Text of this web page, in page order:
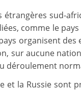
sud-
comme le
organisent
sur aucune
déroulement
et la Russie sont